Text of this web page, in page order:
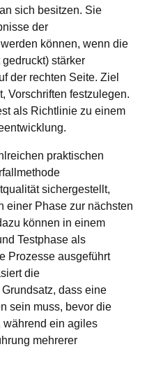
sich besitzen. Sie
der
können, wenn die
stärker
der rechten Seite. Ziel
Vorschriften festzulegen.
als Richtlinie zu einem
praktischen
sichergestellt,
einer Phase zur nächsten
können in einem
Testphase als
Prozesse ausgeführt
die
dass eine
sein muss, bevor die
während ein agiles
mehrerer